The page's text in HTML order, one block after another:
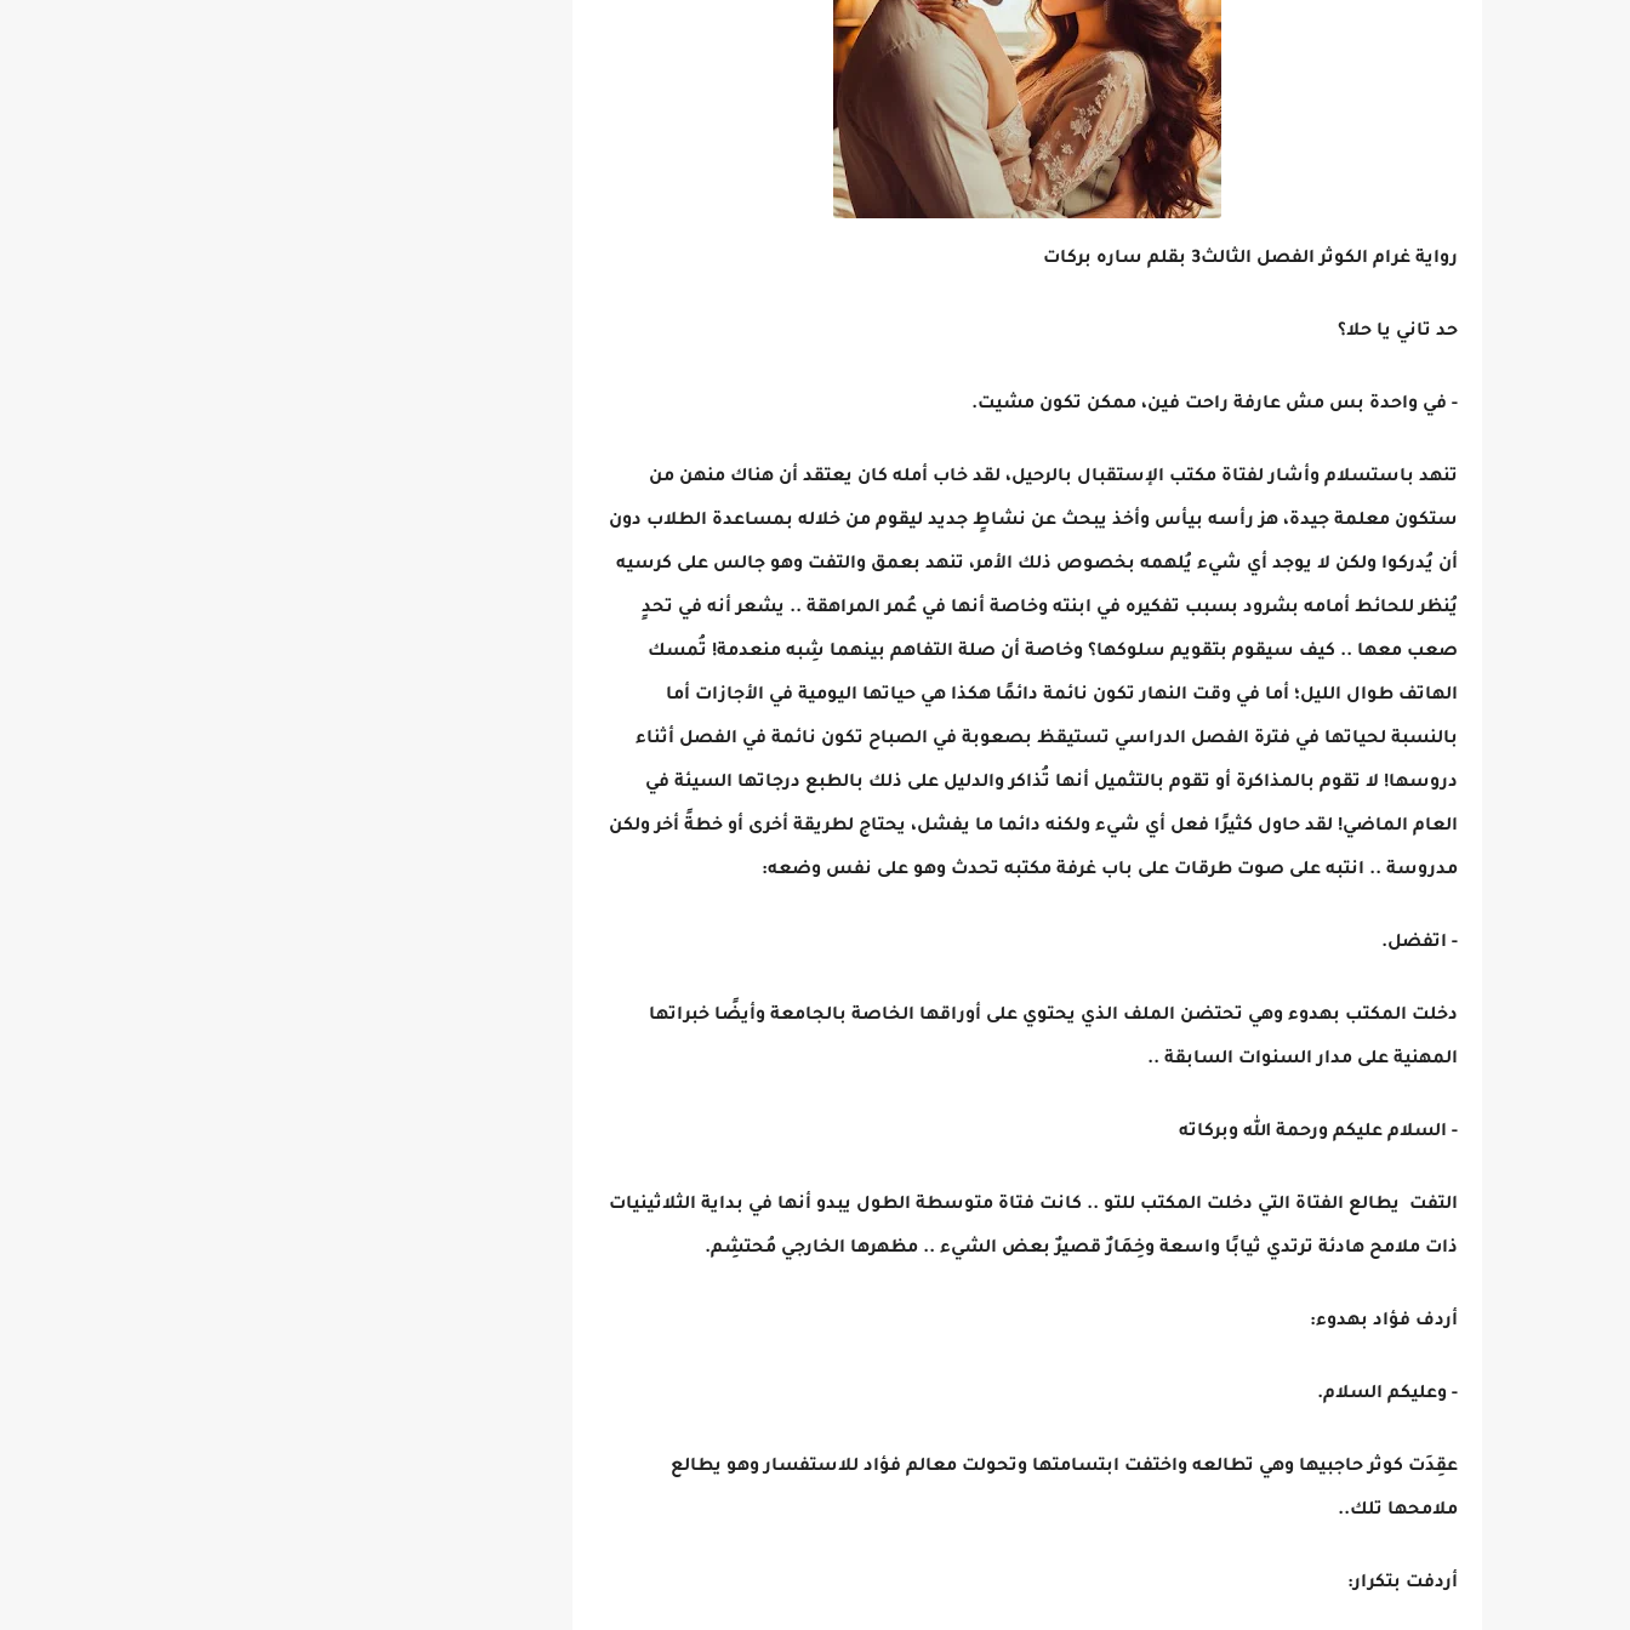
رواية غرام الكوثر الفصل الثالث3 بقلم ساره بركات
حد تاني يا حلا؟
- في واحدة بس مش عارفة راحت فين، ممكن تكون مشيت.
تنهد باستسلام وأشار لفتاة مكتب الإستقبال بالرحيل، لقد خاب أمله كان يعتقد أن هناك منهن من
ستكون معلمة جيدة، هز رأسه بيأس وأخذ يبحث عن نشاطٍ جديد ليقوم من خلاله بمساعدة الطلاب دون
أن يُدركوا ولكن لا يوجد أي شيء يُلهمه بخصوص ذلك الأمر، تنهد بعمق والتفت وهو جالس على كرسيه
يُنظر للحائط أمامه بشرود بسبب تفكيره في ابنته وخاصة أنها في عُمر المراهقة .. يشعر أنه في تحدٍ
صعب معها .. كيف سيقوم بتقويم سلوكها؟ وخاصة أن صلة التفاهم بينهما شِبه منعدمة! تُمسك
الهاتف طوال الليل؛ أما في وقت النهار تكون نائمة دائمًا هكذا هي حياتها اليومية في الأجازات أما
بالنسبة لحياتها في فترة الفصل الدراسي تستيقظ بصعوبة في الصباح تكون نائمة في الفصل أثناء
دروسها! لا تقوم بالمذاكرة أو تقوم بالتثميل أنها تُذاكر والدليل على ذلك بالطبع درجاتها السيئة في
العام الماضي! لقد حاول كثيرًا فعل أي شيء ولكنه دائما ما يفشل، يحتاج لطريقة أخرى أو خطةً أخر ولكن
مدروسة .. انتبه على صوت طرقات على باب غرفة مكتبه تحدث وهو على نفس وضعه:
- اتفضل.
دخلت المكتب بهدوء وهي تحتضن الملف الذي يحتوي على أوراقها الخاصة بالجامعة وأيضًا خبراتها
المهنية على مدار السنوات السابقة ..
- السلام عليكم ورحمة الله وبركاته
التفت يطالع الفتاة التي دخلت المكتب للتو .. كانت فتاة متوسطة الطول يبدو أنها في بداية الثلاثينيات
ذات ملامح هادئة ترتدي ثيابًا واسعة وخِمَارٌ قصيرٌ بعض الشيء .. مظهرها الخارجي مُحتشِم.
أردف فؤاد بهدوء:
- وعليكم السلام.
عقِدَت كوثر حاجبيها وهي تطالعه واختفت ابتسامتها وتحولت معالم فؤاد للاستفسار وهو يطالع
ملامحها تلك..
أردفت بتكرار: